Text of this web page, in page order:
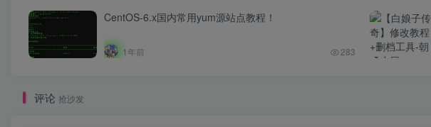
CentOS-6.x国内常用yum源站点教程！
1年前 283
评论 抢沙发